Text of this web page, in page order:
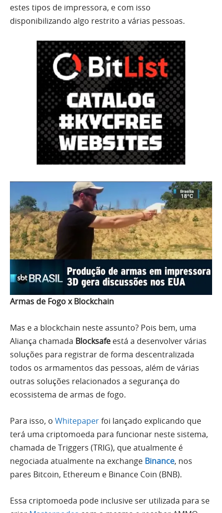
estes tipos de impressora, e com isso
disponibilizando algo restrito a várias pessoas.
Armas de Fogo x Blockchain
Mas e a blockchain neste assunto? Pois bem, uma
Aliança chamada Blocksafe está a desenvolver várias
soluções para registrar de forma descentralizada
todos os armamentos das pessoas, além de várias
outras soluções relacionados a segurança do
ecossistema de armas de fogo.
Para isso, o Whitepaperfoi lançado explicando que
terá uma criptomoeda para funcionar neste sistema,
chamada de Triggers (TRIG), que atualmente é
negociada atualmente na exchange Binance, nos
pares Bitcoin, Ethereum e Binance Coin (BNB).
Essa criptomoeda pode inclusive ser utilizada para se